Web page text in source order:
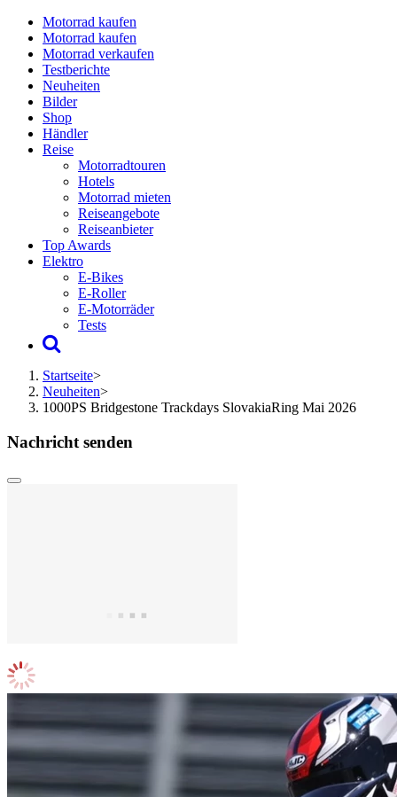
Motorrad kaufen
Motorrad kaufen
Motorrad verkaufen
Testberichte
Neuheiten
Bilder
Shop
Händler
Reise
Motorradtouren
Hotels
Motorrad mieten
Reiseangebote
Reiseanbieter
Top Awards
Elektro
E-Bikes
E-Roller
E-Motorräder
Tests
Startseite>
Neuheiten>
1000PS Bridgestone Trackdays SlovakiaRing Mai 2026
Nachricht senden